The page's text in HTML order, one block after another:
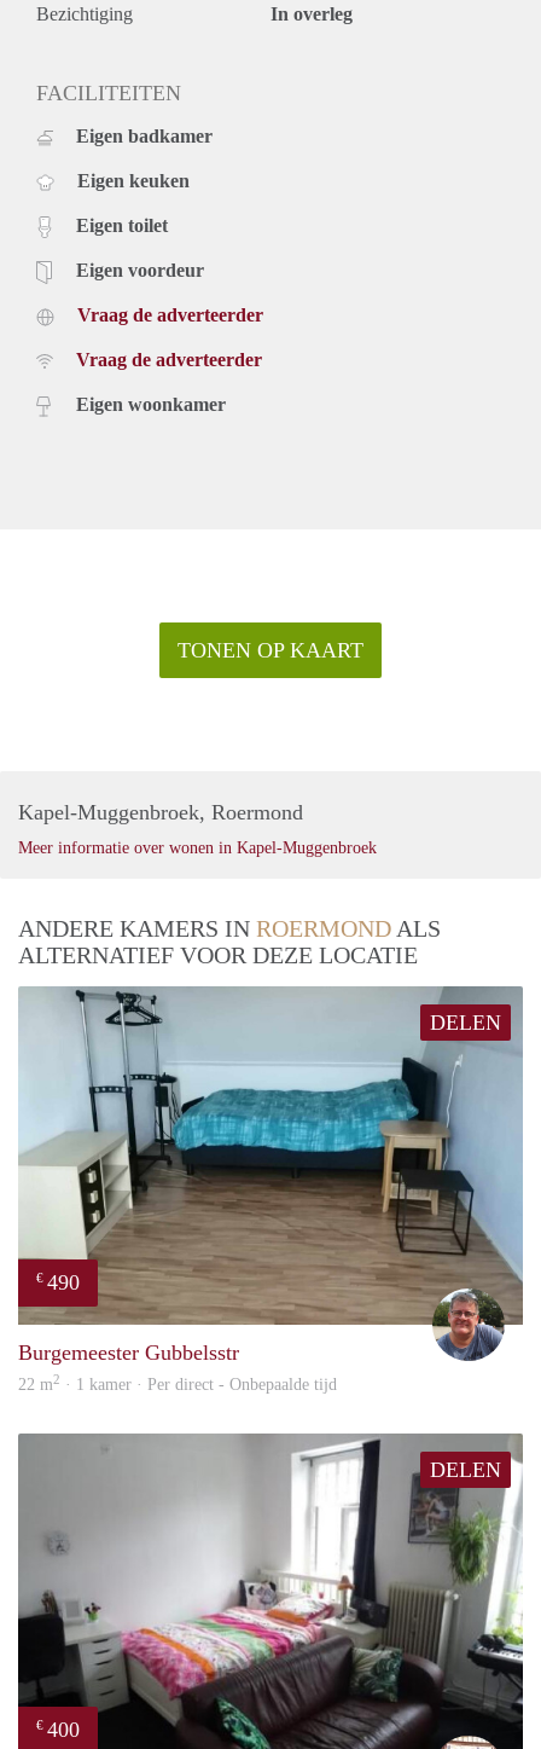
videofooninstallatie hangt naast de thermostaat in de
Het gehele appartement is, m.u.v. de bijkeuken en de
Bijzonderheden:
Huurgegevens:
- De huurprijs incl. privé parkeerplaats excl. GWE bedraagt €
925,- per maand.
- De waarborgsom bedraagt € 1500,-
meerprijs 75,- per maand
- De minimale huurperiode bedraagt 12 maanden.
Bezichtiging In overleg
FACILITEITEN
Eigen badkamer
Eigen keuken
Eigen toilet
Eigen voordeur
Vraag de adverteerder
Vraag de adverteerder
Eigen woonkamer
TONEN OP KAART
Kapel-Muggenbroek, Roermond
Meer informatie over wonen in Kapel-Muggenbroek
ANDERE KAMERS IN ROERMOND ALS
ALTERNATIEF VOOR DEZE LOCATIE
DELEN
€ 490
Burgemeester Gubbelsstr
22 m2 · 1 kamer · Per direct - Onbepaalde tijd
DELEN
€ 400